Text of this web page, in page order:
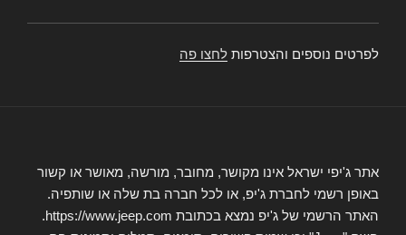
לפרטים נוספים והצטרפות לחצו פה
אתר ג'יפי ישראל אינו מקושר, מחובר, מורשה, מאושר או קשור
באופן רשמי לחברת ג'יפ, או לכל חברה בת שלה או שותפיה.
האתר הרשמי של ג'יפ נמצא בכתובת https://www.jeep.com.